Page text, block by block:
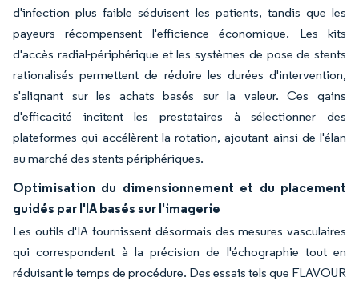
d'infection plus faible séduisent les patients, tandis que les
payeurs récompensent l'efficience économique. Les kits
d'accès radial-périphérique et les systèmes de pose de stents
rationalisés permettent de réduire les durées d'intervention,
s'alignant sur les achats basés sur la valeur. Ces gains
d'efficacité incitent les prestataires à sélectionner des
plateformes qui accélèrent la rotation, ajoutant ainsi de l'élan
au marché des stents périphériques.
Optimisation du dimensionnement et du placement
guidés par l'IA basés sur l'imagerie
Les outils d'IA fournissent désormais des mesures vasculaires
qui correspondent à la précision de l'échographie tout en
réduisant le temps de procédure. Des essais tels que FLAVOUR